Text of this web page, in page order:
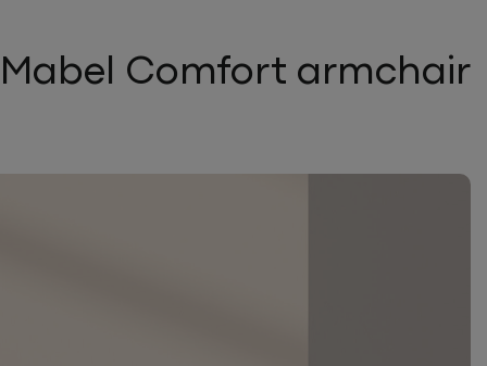
Mabel Comfort armchair בפרויקטים השונים